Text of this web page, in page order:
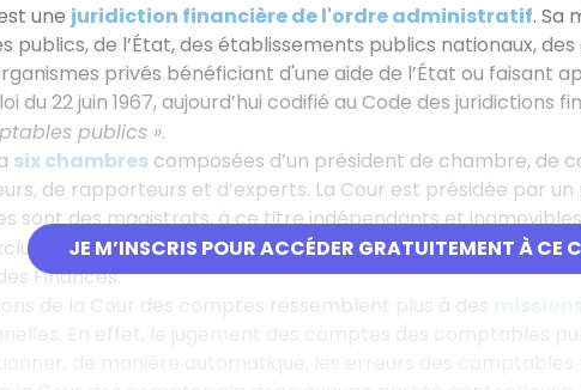
JE M’INSCRIS POUR ACCÉDER GRATUITEMENT À CE
une juridiction financière de l'ordre administratif. Sa
publics, de l’État, des établissements publics nationaux,
privés bénéficiant d'une aide de l’État ou faisant
du 22 juin 1967, aujourd’hui codifié au Code des juridictions
publics ».
six chambrescomposées d’un président de chambre, de
de rapporteurs et d’experts. La Cour est présidée par
sont des magistrats, à ce titre indépendants et
parmi les élèves les mieux classés issus de
Finances.
de la Cour des comptes ressemblent plus à des